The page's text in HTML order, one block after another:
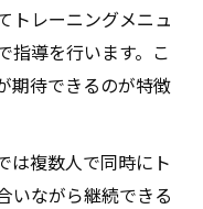
利用するメリッ
ーションが高ま
の習慣化しやす
トレーニングメニュ
指導を行います。こ
期待できるのが特徴
は複数人で同時にト
いながら継続できる